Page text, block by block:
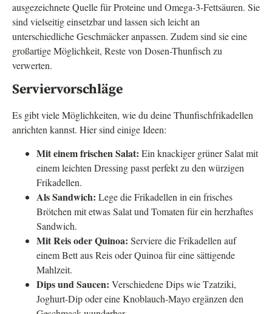
ausgezeichnete Quelle für Proteine und Omega-3-Fettsäuren. Sie
sind vielseitig einsetzbar und lassen sich leicht an
unterschiedliche Geschmäcker anpassen. Zudem sind sie eine
großartige Möglichkeit, Reste von Dosen-Thunfisch zu
verwerten.
Serviervorschläge
Es gibt viele Möglichkeiten, wie du deine Thunfischfrikadellen
anrichten kannst. Hier sind einige Ideen:
Mit einem frischen Salat: Ein knackiger grüner Salat mit
einem leichten Dressing passt perfekt zu den würzigen
Frikadellen.
Als Sandwich: Lege die Frikadellen in ein frisches
Brötchen mit etwas Salat und Tomaten für ein herzhaftes
Sandwich.
Mit Reis oder Quinoa: Serviere die Frikadellen auf
einem Bett aus Reis oder Quinoa für eine sättigende
Mahlzeit.
Dips und Saucen: Verschiedene Dips wie Tzatziki,
Joghurt-Dip oder eine Knoblauch-Mayo ergänzen den